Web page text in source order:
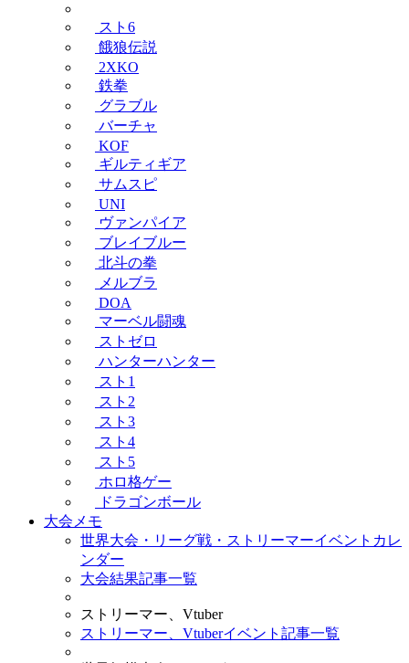
スト6
餓狼伝説
2XKO
鉄拳
グラブル
バーチャ
KOF
ギルティギア
サムスピ
UNI
ヴァンパイア
ブレイブルー
北斗の拳
メルブラ
DOA
マーベル闘魂
ストゼロ
ハンターハンター
スト1
スト2
スト3
スト4
スト5
ホロ格ゲー
ドラゴンボール
大会メモ
世界大会・リーグ戦・ストリーマーイベントカレ
ンダー
大会結果記事一覧
ストリーマー、Vtuber
ストリーマー、Vtuberイベント記事一覧